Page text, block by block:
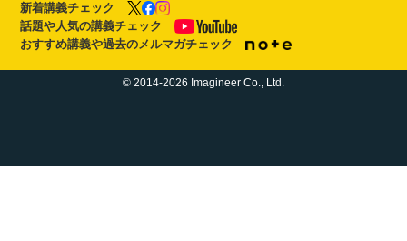
新着講義チェック
話題や人気の講義チェック
おすすめ講義や過去のメルマガチェック
© 2014-2026 Imagineer Co., Ltd.